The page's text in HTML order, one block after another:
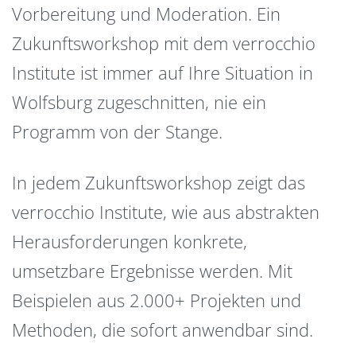
Vorbereitung und Moderation. Ein
Zukunftsworkshop mit dem verrocchio
Institute ist immer auf Ihre Situation in
Wolfsburg zugeschnitten, nie ein
Programm von der Stange.
In jedem Zukunftsworkshop zeigt das
verrocchio Institute, wie aus abstrakten
Herausforderungen konkrete,
umsetzbare Ergebnisse werden. Mit
Beispielen aus 2.000+ Projekten und
Methoden, die sofort anwendbar sind.